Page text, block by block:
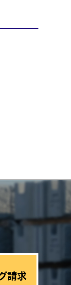
請求